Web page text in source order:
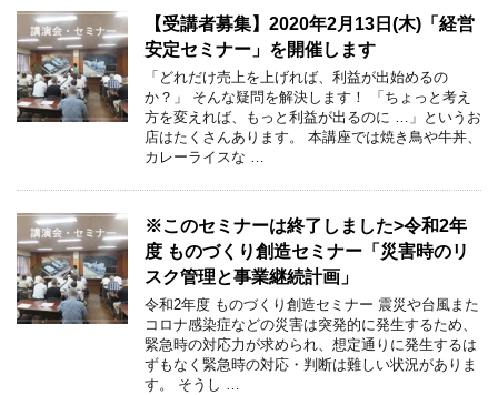
【受講者募集】2020年2月13日(木)「経営
安定セミナー」を開催します
「どれだけ売上を上げれば、利益が出始めるの
か？」 そんな疑問を解決します！ 「ちょっと考え
方を変えれば、もっと利益が出るのに …」というお
店はたくさんあります。 本講座では焼き鳥や牛丼、
カレーライスな …
※このセミナーは終了しました>令和2年
度 ものづくり創造セミナー「災害時のリ
スク管理と事業継続計画」
令和2年度 ものづくり創造セミナー 震災や台風また
コロナ感染症などの災害は突発的に発生するため、
緊急時の対応力が求められ、想定通りに発生するは
ずもなく緊急時の対応・判断は難しい状況がありま
す。 そうし …